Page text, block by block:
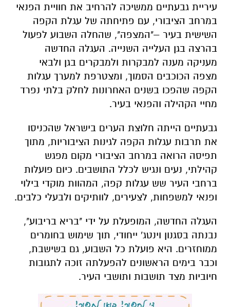
עיריית גבעתיים ממשיכה להרחיב את חוויית הפנאי
במרחב הציבורי, עם פתיחתה של עגלת הקפה
השישית בעיר –"המצפה", שהחלה השבוע לפעול
בהרצה בגן העלייה השנייה. העגלה החדשה
מעניקה מענה למבקרות ולמבקרים בגן ולבאי
מצפה הכוכבים הסמוך, ומצטרפת למערך עגלות
הקפה שהפכו בשנים האחרונות לחלק בלתי נפרד
מחיי הקהילה והפנאי בעיר.
גבעתיים הייתה חלוצת הערים בישראל שהכניסו
את תרבות עגלות הקפה לגינות הציבוריות, מתוך
תפיסה הרואה במרחב הציבורי מקום מפגש
קהילתי, נעים ונגיש לכלל התושבים. כיום פועלות
ברחבי העיר שש עגלות קפה, המהוות מוקדי בילוי
ופנאי למשפחות, לצעירים, לוותיקים ולבעלי כלבים.
העגלה החדשה, המופעלת על ידי "בריא בריבוע",
נבנתה בסגנון וינטג' ייחודי, תוך שימוש בחומרים
ממוחזרים. היא פועלת כל השבוע, גם בשישבת,
וכבר בימים הראשונים להפעלתה זוכה לתגובות
חיוביות מצד תושבות ותושבי העיר.